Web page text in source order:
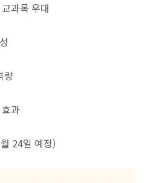
과목 우대
량
과
24일 예정)